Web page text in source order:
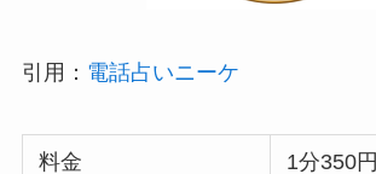
引用： 電話占いニーケ
料金 1分350円